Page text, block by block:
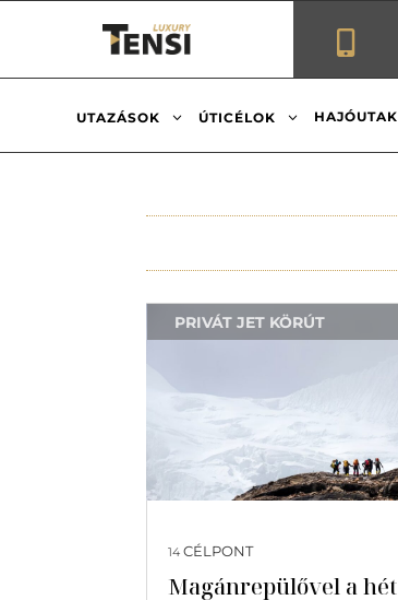
UTAZÁSOK 3 ÚTICÉLOK 3 HAJÓUTAK
Magánrepülővel a hét
14 CÉLPONT
PRIVÁT JET KÖRÚT